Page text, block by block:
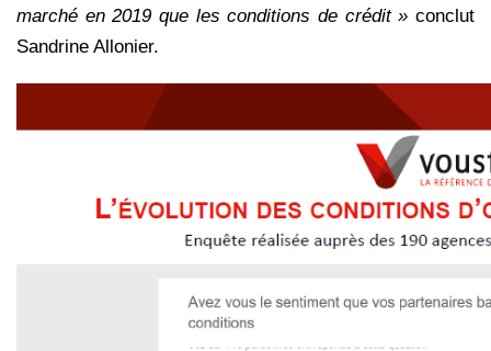
marché en 2019 que les conditions de crédit » conclut
Sandrine Allonier.